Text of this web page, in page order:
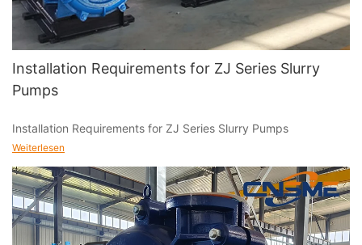
Installation Requirements for ZJ Series Slurry
Pumps
Installation Requirements for ZJ Series Slurry Pumps
Weiterlesen